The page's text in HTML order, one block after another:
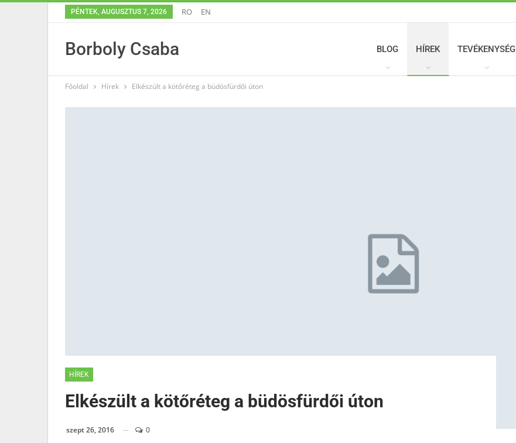
PÉNTEK, AUGUSZTUS 7, 2026 RO EN
Borboly Csaba BLOG HÍREK TEVÉKENYSÉG
Főoldal Hírek Elkészült a kötőréteg a büdösfürdői úton
HÍREK
Elkészült a kötőréteg a büdösfürdői úton
szept 26, 2016 0